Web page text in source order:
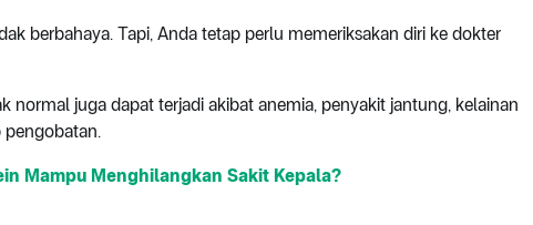
berbahaya. Tapi, Anda tetap perlu memeriksakan diri ke dokter
normal juga dapat terjadi akibat anemia, penyakit jantung, kelainan
pengobatan.
Mampu Menghilangkan Sakit Kepala?